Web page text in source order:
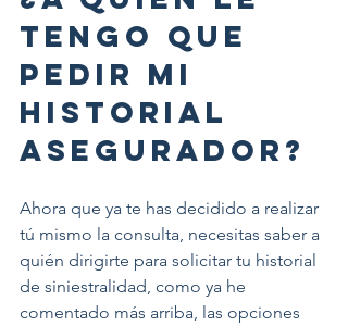
tengo que
pedir mi
Historial
Asegurador?
Ahora que ya te has decidido a realizar
tú mismo la consulta, necesitas saber a
quién dirigirte para solicitar tu historial
de siniestralidad, como ya he
comentado más arriba, las opciones